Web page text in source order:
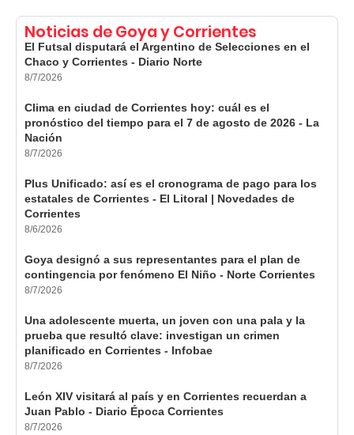
Noticias de Goya y Corrientes
El Futsal disputará el Argentino de Selecciones en el
Chaco y Corrientes - Diario Norte
8/7/2026
Clima en ciudad de Corrientes hoy: cuál es el
pronóstico del tiempo para el 7 de agosto de 2026 - La
Nación
8/7/2026
Plus Unificado: así es el cronograma de pago para los
estatales de Corrientes - El Litoral | Novedades de
Corrientes
8/6/2026
Goya designó a sus representantes para el plan de
contingencia por fenómeno El Niño - Norte Corrientes
8/7/2026
Una adolescente muerta, un joven con una pala y la
prueba que resultó clave: investigan un crimen
planificado en Corrientes - Infobae
8/7/2026
León XIV visitará al país y en Corrientes recuerdan a
Juan Pablo - Diario Época Corrientes
8/7/2026